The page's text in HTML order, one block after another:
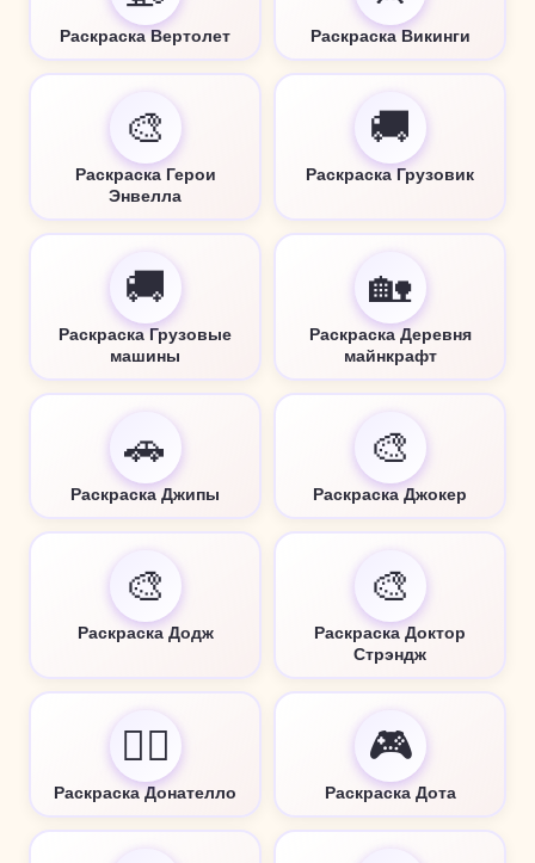
Раскраска Вертолет Раскраска Викинги
🎨
Раскраска Герои
Энвелла
🚚
Раскраска Грузовик
🚚
Раскраска Грузовые
машины
🏡
Раскраска Деревня
майнкрафт
🚗
Раскраска Джипы
🎨
Раскраска Джокер
🎨
Раскраска Додж
🎨
Раскраска Доктор
Стрэндж
🦸‍♂️
Раскраска Донателло
🎮
Раскраска Дота